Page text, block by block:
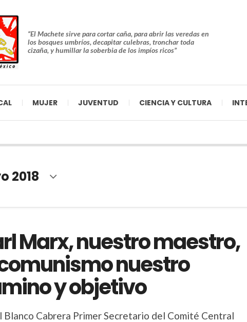
“El Machete sirve para cortar caña, para abrir las veredas en
los bosques umbríos, decapitar culebras, tronchar toda
cizaña, y humillar la soberbia de los impíos ricos”
MUJER JUVENTUD CIENCIA Y CULTURA
2018
Marx, nuestro maestro,
nuestro
y objetivo
Blanco Cabrera Primer Secretario del Comité Central